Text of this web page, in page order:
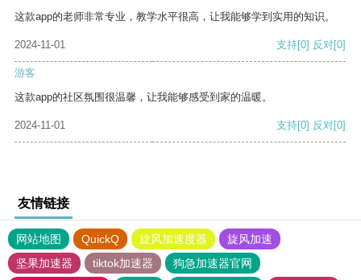
这款app的老师非常专业，教学水平很高，让我能够学到实用的知识。
2024-11-01 支持[0] 反对[0]
游客
这款app的社区氛围很温馨，让我能够感受到家的温暖。
2024-11-01 支持[0] 反对[0]
友情链接
网站地图 QuickQ 旋风加速度器
旋风加速
坚果加速器
tiktok加速器
狗急加速器官网